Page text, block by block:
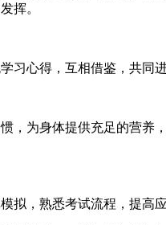
挥。
习心得，互相借鉴，共同进
，为身体提供充足的营养
拟，熟悉考试流程，提高应